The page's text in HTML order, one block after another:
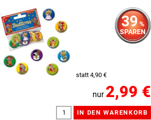
39 %
SPAREN
statt 4,90 €
nur 2,99 €